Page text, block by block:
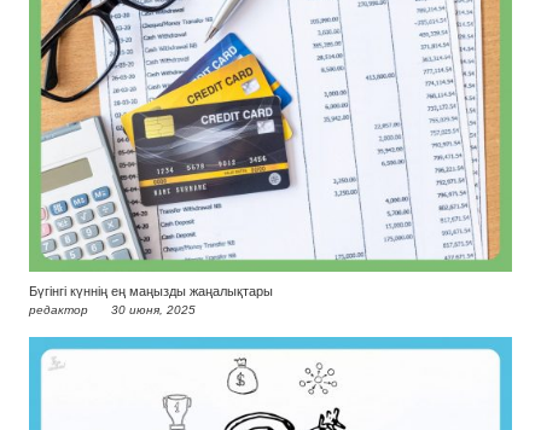
Бүгінгі күннің ең маңызды жаңалықтары
редактор 30 июня, 2025